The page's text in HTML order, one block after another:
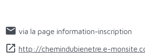
via la page information-inscription
http://chemindubienetre.e-